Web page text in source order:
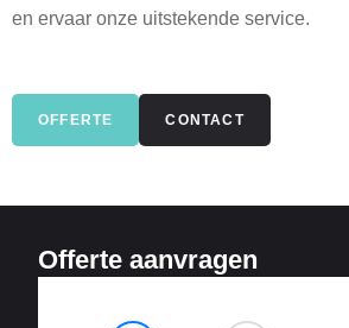
en ervaar onze uitstekende service.
OFFERTE CONTACT
Offerte aanvragen